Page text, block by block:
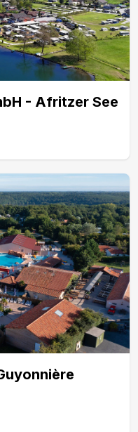
- Afritzer See